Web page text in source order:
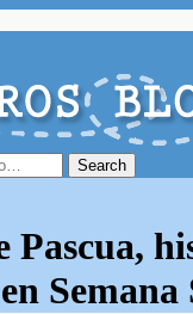
Pascua,
Semana